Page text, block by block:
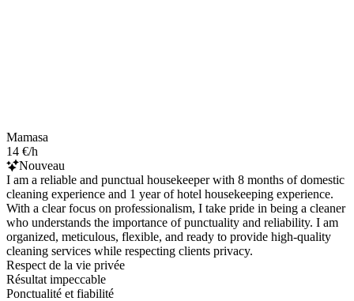
Mamasa
14 €/h
Nouveau
I am a reliable and punctual housekeeper with 8 months of domestic
cleaning experience and 1 year of hotel housekeeping experience.
With a clear focus on professionalism, I take pride in being a cleaner
who understands the importance of punctuality and reliability. I am
organized, meticulous, flexible, and ready to provide high-quality
cleaning services while respecting clients privacy.
Respect de la vie privée
Résultat impeccable
Ponctualité et fiabilité